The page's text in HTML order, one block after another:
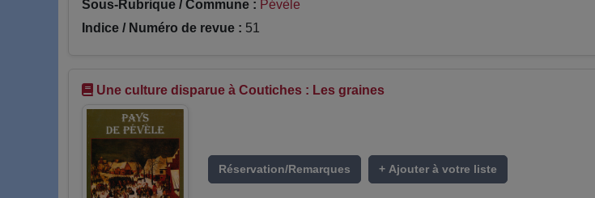
Sous-Rubrique / Commune : Pévèle
Indice / Numéro de revue : 51
Une culture disparue à Coutiches : Les graines
Réservation/Remarques + Ajouter à votre liste